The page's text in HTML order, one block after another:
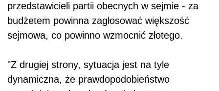
przedstawicieli partii obecnych w sejmie - za
budżetem powinna zagłosować większość
sejmowa, co powinno wzmocnić złotego.
"Z drugiej strony, sytuacja jest na tyle
dynamiczna, że prawdopodobieństwo